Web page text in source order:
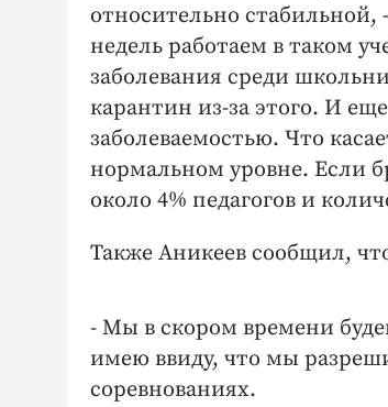
относительно
недель работаем в таком
заболевания среди
карантин из-за этого. И
заболеваемостью. Что
нормальном уровне. Если
около 4% педагогов и
Также Аникеев сообщил,
- Мы в скором времени
имею ввиду, что мы
соревнованиях.